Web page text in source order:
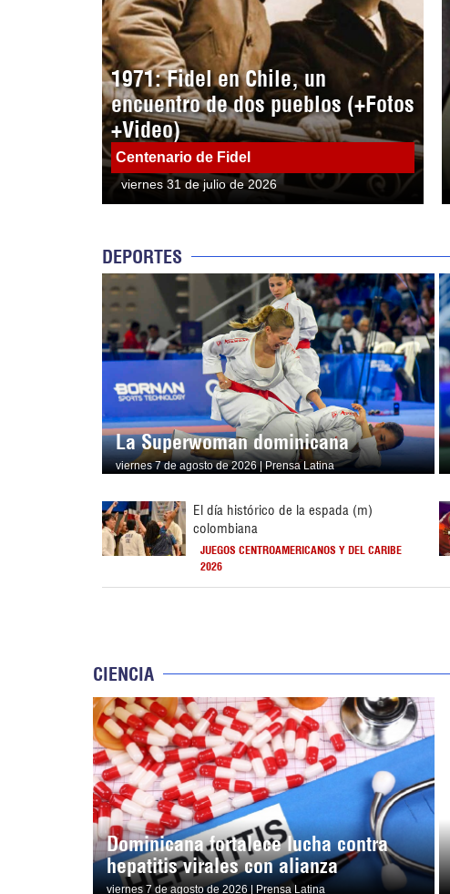
1971: Fidel en Chile, un
encuentro de dos pueblos (+Fotos
+Video)
Centenario de Fidel
viernes 31 de julio de 2026
DEPORTES
La Superwoman dominicana
viernes 7 de agosto de 2026 | Prensa Latina
El día histórico de la espada (m)
colombiana
JUEGOS CENTROAMERICANOS Y DEL CARIBE
2026
CIENCIA
Dominicana fortalece lucha contra
hepatitis virales con alianza
viernes 7 de agosto de 2026 | Prensa Latina